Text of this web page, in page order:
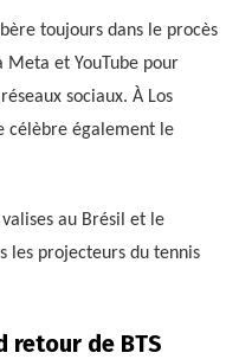
toujours dans le procès
Meta et YouTube pour
sociaux. À Los
célèbre également le
au Brésil et le
les projecteurs du tennis
retour de BTS